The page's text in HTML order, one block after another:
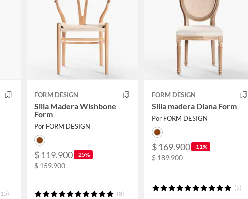
FORM DESIGN
Silla Madera Wishbone
Form
Por FORM DESIGN
$ 119.900 -25%
$ 159.900
(8)
FORM DESIGN
Silla madera Diana Form
Por FORM DESIGN
$ 169.900 -11%
$ 189.900
(5)